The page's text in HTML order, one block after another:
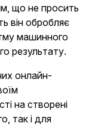
що не просить
він обробляє
машинного
результату.
онлайн-
на створені
так і для